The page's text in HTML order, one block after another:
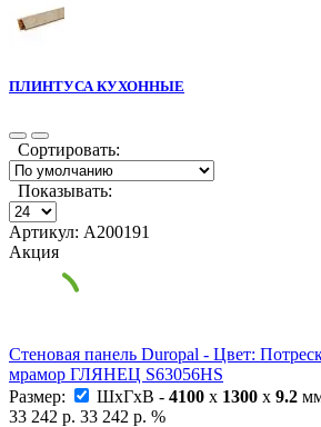
ПЛИНТУСА КУХОННЫЕ
Сортировать:
Показывать:
Артикул: А200191
Акция
Стеновая панель Duropal - Цвет:
мрамор ГЛЯНЕЦ S63056HS
Размер:
ШxГxВ - 4100 x 1300 x 9.2
33 242 р. 33 242 р. %